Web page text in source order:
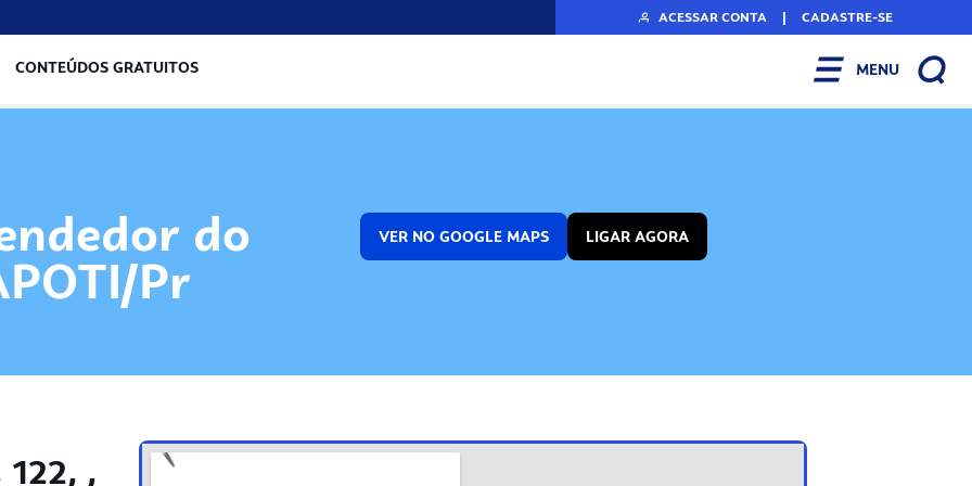
ACESSAR CONTA | CADASTRE-SE
CONTEÚDOS GRATUITOS MENU
do
Pr
VER NO GOOGLE MAPS LIGAR AGORA
122, ,